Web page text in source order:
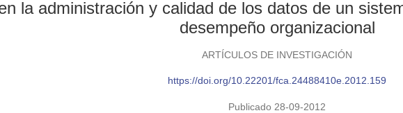
la administración y calidad de los datos de un
desempeño organizacional
ARTÍCULOS DE INVESTIGACIÓN
https://doi.org/10.22201/fca.24488410e.2012.159
Publicado 28-09-2012